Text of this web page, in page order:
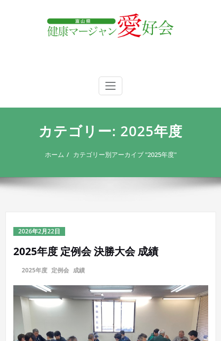
富山県 健康マージャン愛好会
カテゴリー: 2025年度
ホーム カテゴリー別アーカイブ "2025年度"
2026年2月22日
2025年度 定例会 決勝大会 成績
2025年度, 定例会, 成績